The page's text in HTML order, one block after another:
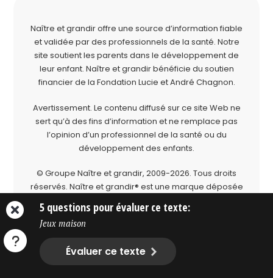
5 questions pour évaluer ce texte:
Jeux maison
Évaluer ce texte
Naître et grandir offre une source d’information fiable
et validée par des professionnels de la santé. Notre
site soutient les parents dans le développement de
leur enfant. Naître et grandir bénéficie du soutien
financier de la Fondation Lucie et André Chagnon.
Avertissement. Le contenu diffusé sur ce site Web ne
sert qu’à des fins d’information et ne remplace pas
l’opinion d’un professionnel de la santé ou du
développement des enfants.
© Groupe Naître et grandir, 2009-2026. Tous droits
réservés. Naître et grandir® est une marque déposée
du Groupe Naître et grandir.